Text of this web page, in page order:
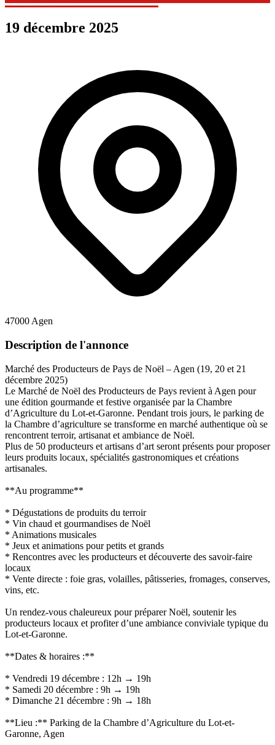
19 décembre 2025
47000 Agen
Description de l'annonce
Marché des Producteurs de Pays de Noël – Agen (19, 20 et 21
décembre 2025)
Le Marché de Noël des Producteurs de Pays revient à Agen pour
une édition gourmande et festive organisée par la Chambre
d’Agriculture du Lot-et-Garonne. Pendant trois jours, le parking de
la Chambre d’agriculture se transforme en marché authentique où se
rencontrent terroir, artisanat et ambiance de Noël.
Plus de 50 producteurs et artisans d’art seront présents pour proposer
leurs produits locaux, spécialités gastronomiques et créations
artisanales.
**Au programme**
* Dégustations de produits du terroir
* Vin chaud et gourmandises de Noël
* Animations musicales
* Jeux et animations pour petits et grands
* Rencontres avec les producteurs et découverte des savoir-faire
locaux
* Vente directe : foie gras, volailles, pâtisseries, fromages, conserves,
vins, etc.
Un rendez-vous chaleureux pour préparer Noël, soutenir les
producteurs locaux et profiter d’une ambiance conviviale typique du
Lot-et-Garonne.
**Dates & horaires :**
* Vendredi 19 décembre : 12h → 19h
* Samedi 20 décembre : 9h → 19h
* Dimanche 21 décembre : 9h → 18h
**Lieu :** Parking de la Chambre d’Agriculture du Lot-et-
Garonne, Agen